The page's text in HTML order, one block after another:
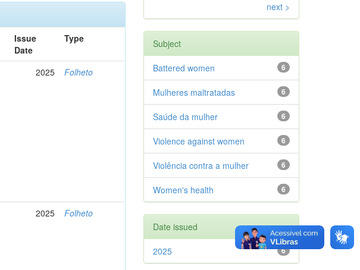
Issue
Date
Type
2025 Folheto
2025 Folheto
next >
Subject
6
Battered women
6
Mulheres maltratadas
6
Saúde da mulher
6
Violence against women
6
Violência contra a mulher
6
Women's health
Date issued
6
2025